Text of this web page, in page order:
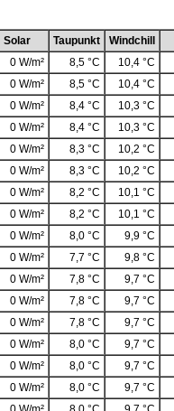
Solar Taupunkt Windchill
0 W/m² 8,5 °C 10,4 °C
0 W/m² 8,5 °C 10,4 °C
0 W/m² 8,4 °C 10,3 °C
0 W/m² 8,4 °C 10,3 °C
0 W/m² 8,3 °C 10,2 °C
0 W/m² 8,3 °C 10,2 °C
0 W/m² 8,2 °C 10,1 °C
0 W/m² 8,2 °C 10,1 °C
0 W/m² 8,0 °C 9,9 °C
0 W/m² 7,7 °C 9,8 °C
0 W/m² 7,8 °C 9,7 °C
0 W/m² 7,8 °C 9,7 °C
0 W/m² 7,8 °C 9,7 °C
0 W/m² 8,0 °C 9,7 °C
0 W/m² 8,0 °C 9,7 °C
0 W/m² 8,0 °C 9,7 °C